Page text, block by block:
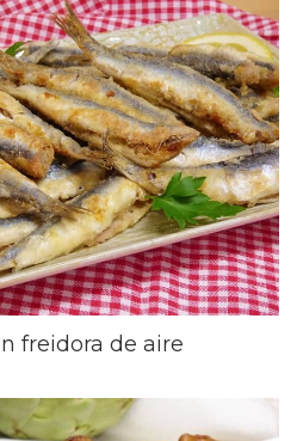
freidora de aire